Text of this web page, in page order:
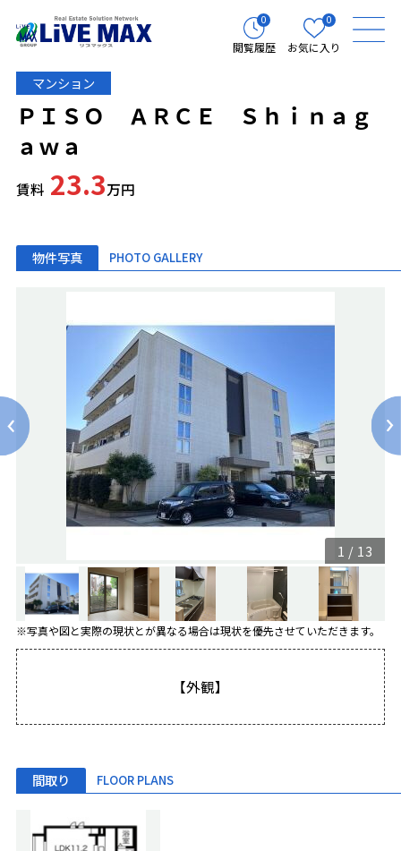
0
閲覧履歴
0
お気に入り
マンション
ＰＩＳＯ ＡＲＣＥ Ｓｈｉｎａｇ
ａｗａ
賃料 23.3万円
物件写真 PHOTO GALLERY
1 / 13
※写真や図と実際の現状とが異なる場合は現状を優先させていただきます。
【外観】
間取り FLOOR PLANS